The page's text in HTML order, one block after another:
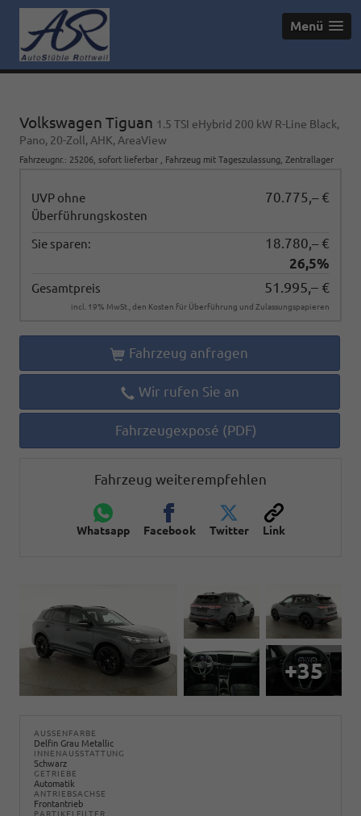
Menü
Volkswagen Tiguan 1.5 TSI eHybrid 200 kW R-Line Black,
Pano, 20-Zoll, AHK, AreaView
Fahrzeugnr. : 25206 sofort lieferbar Fahrzeug mit Tageszulassung , Zentrallager
UVP ohne
Überführungskosten
70.775,– €
Sie sparen:
18.780,– €
26,5%
Gesamtpreis 51.995,– €
incl. 19% MwSt., den Kosten für Überführung und Zulassungspapieren
Fahrzeug anfragen
Wir rufen Sie an
Fahrzeugexposé (PDF)
Fahrzeug weiterempfehlen
Whatsapp Facebook Twitter Link
+35
AUSSENFARBE
Delfin Grau Metallic
INNENAUSSTATTUNG
Schwarz
GETRIEBE
Automatik
ANTRIEBSACHSE
Frontantrieb
PARTIKELFILTER